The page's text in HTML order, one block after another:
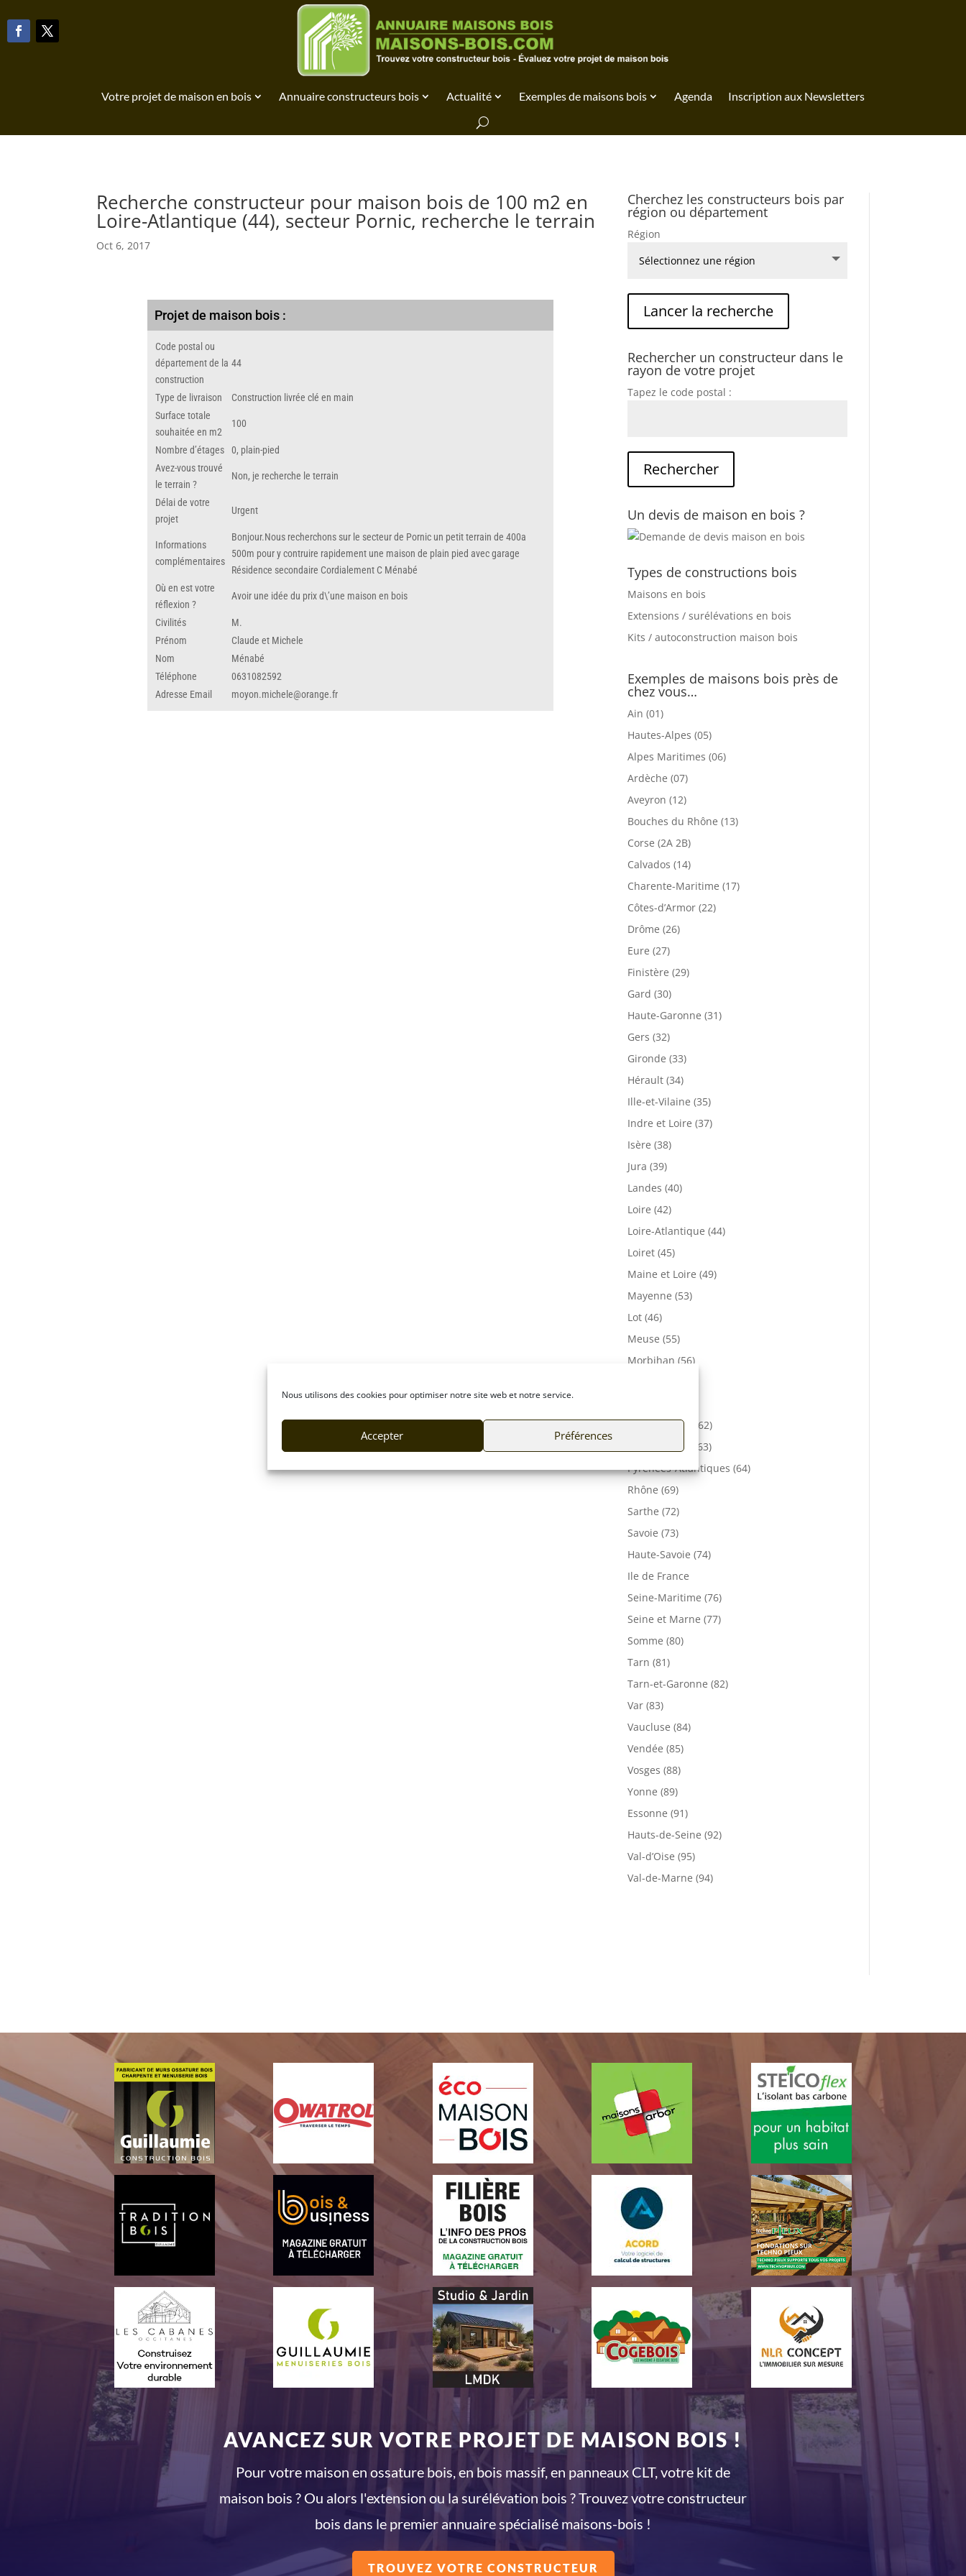
Nous utilisons des cookies pour optimiser notre site web et notre service.
Accepter Préférences
Votre projet de maison en bois Annuaire constructeurs bois Actualité Exemples de maisons bois Agenda Inscription aux Newsletters
Recherche constructeur pour maison bois de 100 m2 en
Loire-Atlantique (44), secteur Pornic, recherche le terrain
Oct 6, 2017
Projet de maison bois :
Code postal ou
département de la
construction
44
Type de livraison
Construction livrée clé en main
Surface totale
souhaitée en m2
100
Nombre d’étages
0, plain-pied
Avez-vous trouvé
le terrain ?
Non, je recherche le terrain
Délai de votre
projet
Urgent
Informations
complémentaires
Bonjour.Nous recherchons sur le secteur de Pornic un petit terrain de 400a
500m pour y contruire rapidement une maison de plain pied avec garage
Résidence secondaire Cordialement C Ménabé
Où en est votre
réflexion ?
Avoir une idée du prix d\’une maison en bois
Civilités
M.
Prénom
Claude et Michele
Nom
Ménabé
Téléphone
0631082592
Adresse Email
moyon.michele@orange.fr
Cherchez les constructeurs bois par
région ou département
Région
Rechercher un constructeur dans le
rayon de votre projet
Tapez le code postal :
Un devis de maison en bois ?
Types de constructions bois
Maisons en bois
Extensions / surélévations en bois
Kits / autoconstruction maison bois
Exemples de maisons bois près de
chez vous…
Ain (01)
Hautes-Alpes (05)
Alpes Maritimes (06)
Ardèche (07)
Aveyron (12)
Bouches du Rhône (13)
Corse (2A 2B)
Calvados (14)
Charente-Maritime (17)
Côtes-d’Armor (22)
Drôme (26)
Eure (27)
Finistère (29)
Gard (30)
Haute-Garonne (31)
Gers (32)
Gironde (33)
Hérault (34)
Ille-et-Vilaine (35)
Indre et Loire (37)
Isère (38)
Jura (39)
Landes (40)
Loire (42)
Loire-Atlantique (44)
Loiret (45)
Maine et Loire (49)
Mayenne (53)
Lot (46)
Meuse (55)
Morbihan (56)
Pas-de-Calais (62)
Puy De Dôme (63)
Pyrénées-Atlantiques (64)
Rhône (69)
Sarthe (72)
Savoie (73)
Haute-Savoie (74)
Ile de France
Seine-Maritime (76)
Seine et Marne (77)
Somme (80)
Tarn (81)
Tarn-et-Garonne (82)
Var (83)
Vaucluse (84)
Vendée (85)
Vosges (88)
Yonne (89)
Essonne (91)
Hauts-de-Seine (92)
Val-d’Oise (95)
Val-de-Marne (94)
AVANCEZ SUR VOTRE PROJET DE MAISON BOIS !
Pour votre maison en ossature bois, en bois massif, en panneaux CLT, votre kit de
maison bois ? Ou alors l'extension ou la surélévation bois ? Trouvez votre constructeur
bois dans le premier annuaire spécialisé maisons-bois !
TROUVEZ VOTRE CONSTRUCTEUR